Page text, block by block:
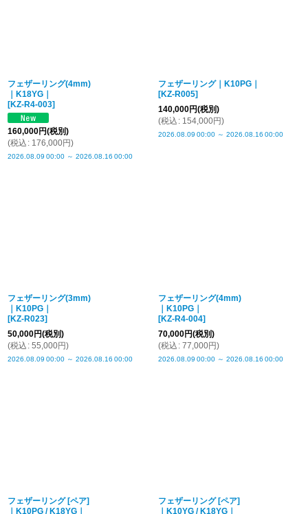
フェザーリング(4mm)
｜K18YG｜
[KZ-R4-003]
160,000円(税別)
(税込 : 176,000円)
2026.08.09 00:00 ～ 2026.08.16 00:00
フェザーリング｜K10PG｜
[KZ-R005]
140,000円(税別)
(税込 : 154,000円)
2026.08.09 00:00 ～ 2026.08.16 00:00
フェザーリング(3mm)
｜K10PG｜
[KZ-R023]
50,000円(税別)
(税込 : 55,000円)
2026.08.09 00:00 ～ 2026.08.16 00:00
フェザーリング(4mm)
｜K10PG｜
[KZ-R4-004]
70,000円(税別)
(税込 : 77,000円)
2026.08.09 00:00 ～ 2026.08.16 00:00
フェザーリング [ペア]
｜K10PG / K18YG｜
フェザーリング [ペア]
｜K10YG / K18YG｜